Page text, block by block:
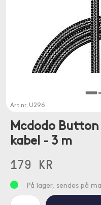
Art.nr. U296
Mcdodo Button
kabel - 3 m
179 KR
På lager, sendes på